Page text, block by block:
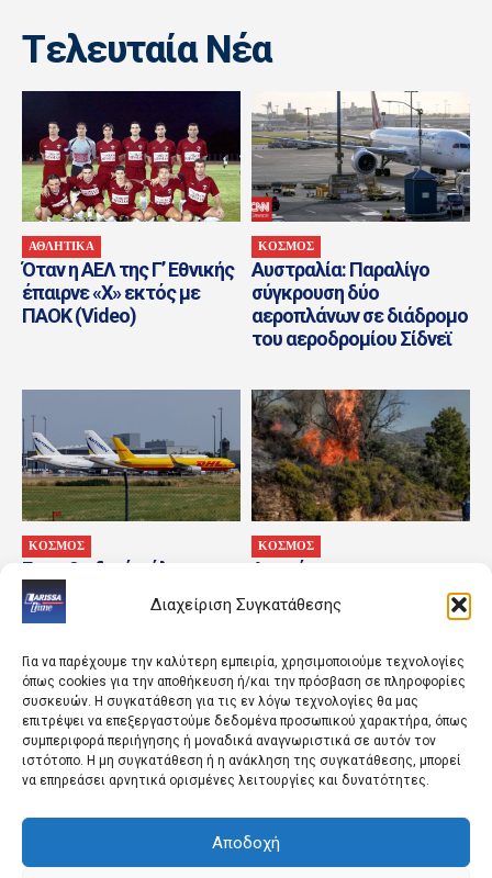
Διαχείριση Συγκατάθεσης
Για να παρέχουμε την καλύτερη εμπειρία, χρησιμοποιούμε τεχνολογίες
όπως cookies για την αποθήκευση ή/και την πρόσβαση σε πληροφορίες
συσκευών. Η συγκατάθεση για τις εν λόγω τεχνολογίες θα μας
επιτρέψει να επεξεργαστούμε δεδομένα προσωπικού χαρακτήρα, όπως
συμπεριφορά περιήγησης ή μοναδικά αναγνωριστικά σε αυτόν τον
ιστότοπο. Η μη συγκατάθεση ή η ανάκληση της συγκατάθεσης, μπορεί
να επηρεάσει αρνητικά ορισμένες λειτουργίες και δυνατότητες.
Αποδοχή
Tελευταία Nέα
ΑΘΛΗΤΙΚΑ
Όταν η ΑΕΛ της Γ’ Εθνικής
έπαιρνε «Χ» εκτός με
ΠΑΟΚ (Video)
ΚΟΣΜΟΣ
Αυστραλία: Παραλίγο
σύγκρουση δύο
αεροπλάνων σε διάδρομο
του αεροδρομίου Σίδνεϊ
ΚΟΣΜΟΣ
Για «υβριδικό πόλεμο»
προειδοποιεί η Γερμανία
ύστερα από περιστατικό
ΚΟΣΜΟΣ
Απαγόρευση
κυκλοφορίας σε δασικές
περιοχές τη Δευτέρα
Γίνε το επόμενο αστέρι
ΚΟΣΜΟΣ
ΗΠΑ: Έκθεση ζωγραφικής